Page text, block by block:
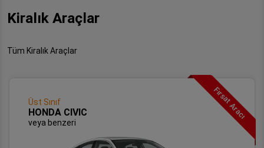
Kiralık Araçlar
Tüm Kiralık Araçlar
Fırsat Aracı
Üst Sınıf
HONDA CIVIC
veya benzeri